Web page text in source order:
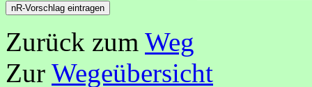
Zurück zum Weg
Zur Wegeübersicht